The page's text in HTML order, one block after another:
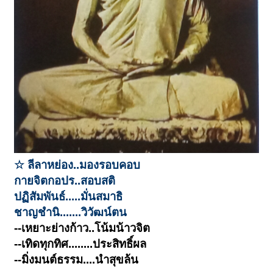
☆ ลีลาหย่อง..มองรอบคอบ
กายจิตกอปร..สอบสติ
ปฏิสัมพันธ์.....มั่นสมาธิ
ชาญชำนิ.......วิวัฒน์ตน
--เหยาะย่างก้าว..โน้มน้าวจิต
--เทิดทุกทิศ........ประสิทธิ์ผล
--มิ่งมนต์ธรรม....นำสุขล้น